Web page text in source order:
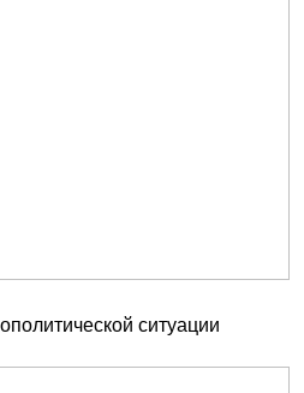
ситуации